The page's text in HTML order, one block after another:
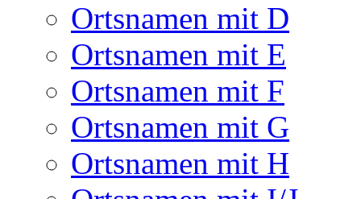
Ortsnamen mit D
Ortsnamen mit E
Ortsnamen mit F
Ortsnamen mit G
Ortsnamen mit H